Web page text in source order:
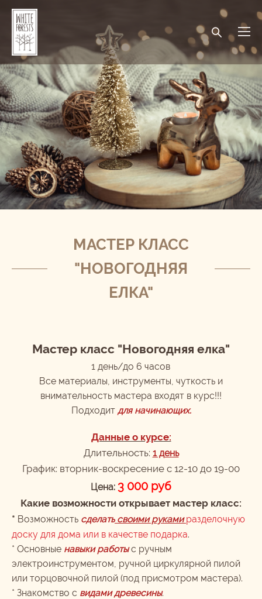
МАСТЕР КЛАСС
"НОВОГОДНЯЯ
ЕЛКА"
Мастер класс "Новогодняя елка"
1 день/до 6 часов
Все материалы, инструменты, чуткость и
внимательность мастера входят в курс!!!
Подходит для начинающих.
Данные о курсе:
Длительность: 1 день
График: вторник-воскресение с 12-10 до 19-00
Цена: 3 000 руб
Какие возможности открывает мастер класс:
* Возможность сделать своими рукамиразделочную
доску для дома или в качестве подарка.
* Основные навыки работыс ручным
электроинструментом, ручной циркулярной пилой
или торцовочной пилой (под присмотром мастера).
* Знакомство с видами древесины.